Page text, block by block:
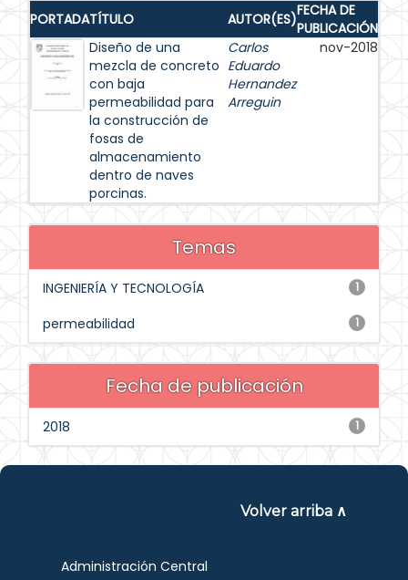
PORTADATÍTULO AUTOR(ES)FECHA DE
PUBLICACIÓN
Diseño de una
mezcla de concreto
con baja
permeabilidad para
la construcción de
fosas de
almacenamiento
dentro de naves
porcinas.
Carlos
Eduardo
Hernandez
Arreguin
nov-2018
Temas
1
INGENIERÍA Y TECNOLOGÍA
1
permeabilidad
Fecha de publicación
1
2018
Volver arriba ∧
Administración Central